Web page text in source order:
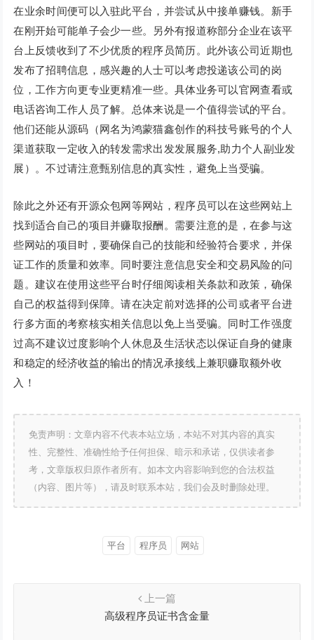
在业余时间便可以入驻此平台，并尝试从中接单赚钱。新手
在刚开始可能单子会少一些。另外有报道称部分企业在该平
台上反馈收到了不少优质的程序员简历。此外该公司近期也
发布了招聘信息，感兴趣的人士可以考虑投递该公司的岗
位，工作方向更专业更精准一些。具体业务可以官网查看或
电话咨询工作人员了解。总体来说是一个值得尝试的平台。
他们还能从源码（网名为鸿蒙猫鑫创作的科技号账号的个人
渠道获取一定收入的转发需求出发发展服务,助力个人副业发
展）。不过请注意甄别信息的真实性，避免上当受骗。
除此之外还有开源众包网等网站，程序员可以在这些网站上
找到适合自己的项目并赚取报酬。需要注意的是，在参与这
些网站的项目时，要确保自己的技能和经验符合要求，并保
证工作的质量和效率。同时要注意信息安全和交易风险的问
题。建议在使用这些平台时仔细阅读相关条款和政策，确保
自己的权益得到保障。请在决定前对选择的公司或者平台进
行多方面的考察核实相关信息以免上当受骗。同时工作强度
过高不建议过度影响个人休息及生活状态以保证自身的健康
和稳定的经济收益的输出的情况承接线上兼职赚取额外收
入！
免责声明：文章内容不代表本站立场，本站不对其内容的真实
性、完整性、准确性给予任何担保、暗示和承诺，仅供读者参
考，文章版权归原作者所有。如本文内容影响到您的合法权益
（内容、图片等），请及时联系本站，我们会及时删除处理。
平台 程序员 网站
上一篇
高级程序员证书含金量